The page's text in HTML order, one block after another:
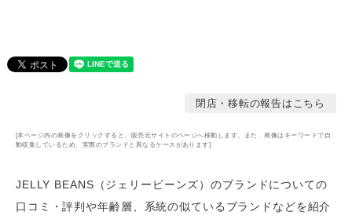
閉店・移転の報告はこちら
[本ページ内の画像をクリックすると、販売元サイトのページへ移動します。また、画像はキーワードで自
動収集しているため、実際のブランドと異なるケースがあります]
JELLY BEANS（ジェリービーンズ）のブランドについての
口コミ・評判や年齢層
、系統の似ているブランドなどを紹介